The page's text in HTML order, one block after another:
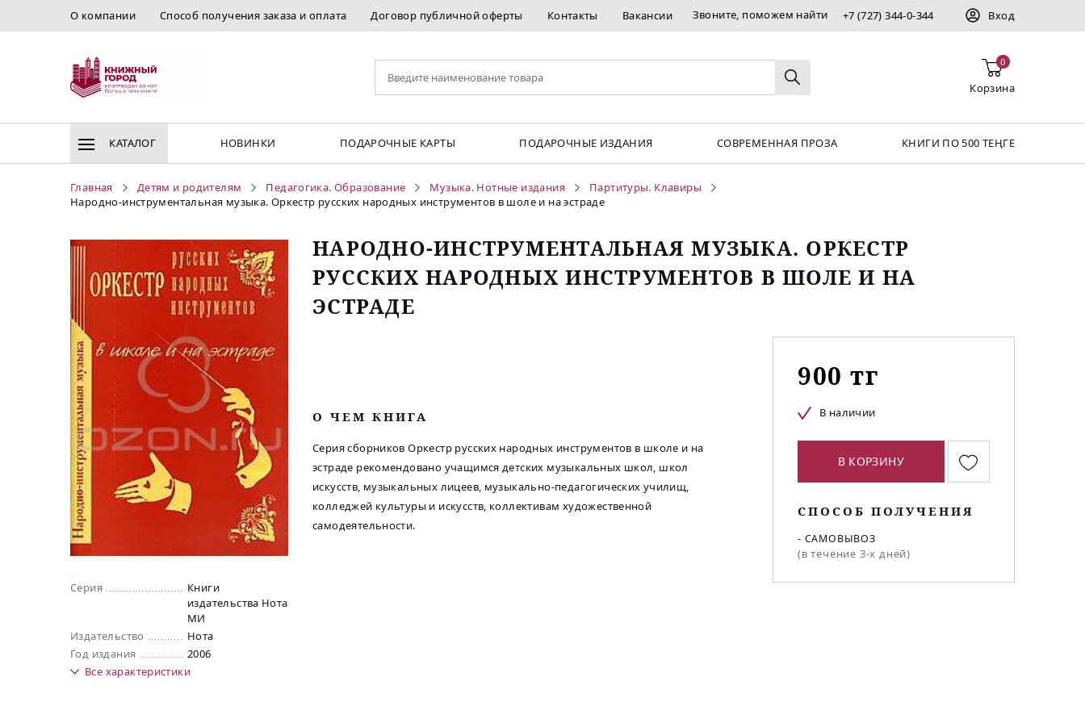
О компании Способ получения заказа и оплата Договор публичной оферты Контакты Вакансии Звоните, поможем найти +7 (727) 344-0-344 Вход
0
Корзина
КАТАЛОГ НОВИНКИ ПОДАРОЧНЫЕ КАРТЫ ПОДАРОЧНЫЕ ИЗДАНИЯ СОВРЕМЕННАЯ ПРОЗА КНИГИ ПО 500 ТЕҢГЕ
Главная Детям и родителям Педагогика. Образование Музыка. Нотные издания
Партитуры. Клавиры
Народно-инструментальная музыка. Оркестр русских народных инструментов в шоле и на эстраде
Серия
Книги
издательства Нота
МИ
Издательство
Нота
Год издания
2006
Все характеристики
НАРОДНО-ИНСТРУМЕНТАЛЬНАЯ МУЗЫКА. ОРКЕСТР
РУССКИХ НАРОДНЫХ ИНСТРУМЕНТОВ В ШОЛЕ И НА
ЭСТРАДЕ
O ЧЕМ КНИГА
Серия сборников Оркестр русских народных инструментов в школе и на
эстраде рекомендовано учащимся детских музыкальных школ, школ
искусств, музыкальных лицеев, музыкально-педагогических училищ,
колледжей культуры и искусств, коллективам художественной
самодеятельности.
900 тг
В наличии
В КОРЗИНУ
СПОСОБ ПОЛУЧЕНИЯ
- САМОВЫВОЗ
(в течение 3-х дней)